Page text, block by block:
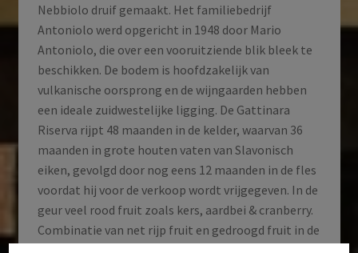
Nebbiolo druif gemaakt. Het familiebedrijf
Antoniolo werd opgericht in 1948 door Mario
Antoniolo, die over een vooruitziende blik bleek te
beschikken. De bodem is hoofdzakelijk van
vulkanische oorsprong en de wijngaarden hebben
een ideale zuidwestelijke ligging. De Gattinara
Riserva rijpt 48 maanden in de kelder, waarvan 36
maanden in grote houten vaten van Slavonisch
eiken, gevolgd door nog eens 12 maanden in de fles
voordat hij voor de verkoop wordt vrijgegeven. In de
geur veel rood fruit zoals kers, aardbei & cranberry.
Combinatie van net rijp fruit en gedroogd fruit in de